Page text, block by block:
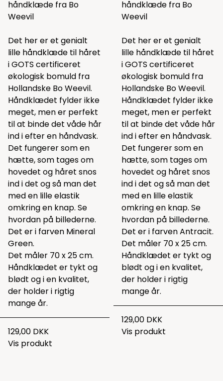
håndklæde fra Bo
Weevil
Det her er et genialt
lille håndklæde til håret
i GOTS certificeret
økologisk bomuld fra
Hollandske Bo Weevil.
Håndklædet fylder ikke
meget, men er perfekt
til at binde det våde hår
ind i efter en håndvask.
Det fungerer som en
hætte, som tages om
hovedet og håret snos
ind i det og så man det
med en lille elastik
omkring en knap. Se
hvordan på billederne.
Det er i farven Mineral
Green.
Det måler 70 x 25 cm.
Håndklædet er tykt og
blødt og i en kvalitet,
der holder i rigtig
mange år.
129,00 DKK
Vis produkt
håndklæde fra Bo
Weevil
Det her er et genialt
lille håndklæde til håret
i GOTS certificeret
økologisk bomuld fra
Hollandske Bo Weevil.
Håndklædet fylder ikke
meget, men er perfekt
til at binde det våde hår
ind i efter en håndvask.
Det fungerer som en
hætte, som tages om
hovedet og håret snos
ind i det og så man det
med en lille elastik
omkring en knap. Se
hvordan på billederne.
Det er i farven Antracit.
Det måler 70 x 25 cm.
Håndklædet er tykt og
blødt og i en kvalitet,
der holder i rigtig
mange år.
129,00 DKK
Vis produkt